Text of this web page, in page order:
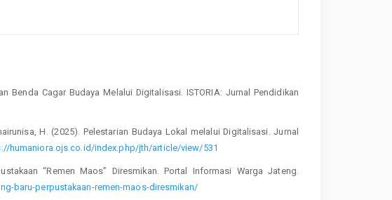
Benda Cagar Budaya Melalui Digitalisasi. ISTORIA: Jurnal Pendidikan
H. (2025). Pelestarian Budaya Lokal melalui Digitalisasi. Jurnal
humaniora.ojs.co.id/index.php/jth/article/view/531
“Remen Maos” Diresmikan. Portal Informasi Warga Jateng.
baru-perpustakaan-remen-maos-diresmikan/